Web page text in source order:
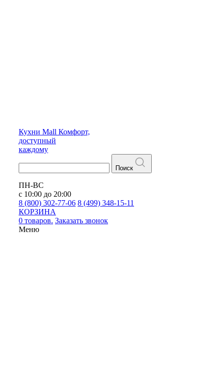
Кухни Mall Комфорт,
доступный
каждому
Поиск
ПН-ВС
с 10:00 до 20:00
8 (800) 302-77-06 8 (499) 348-15-11
КОРЗИНА
0 товаров. Заказать звонок
Меню